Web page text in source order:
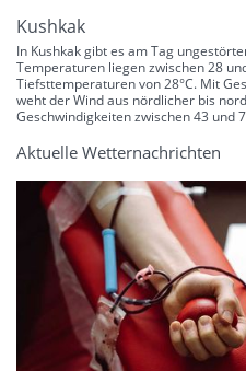
Kushkak
In Kushkak gibt es am Tag
Temperaturen liegen zwischen 28
Tiefsttemperaturen von 28°C. Mit
weht der Wind aus nördlicher bis
Geschwindigkeiten zwischen 43 und
Aktuelle Wetternachrichten